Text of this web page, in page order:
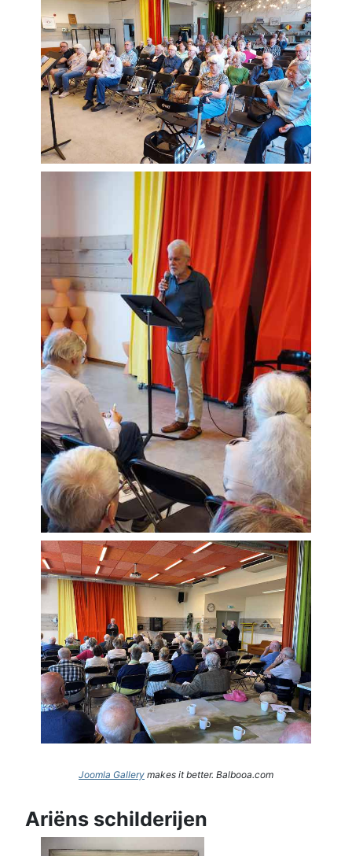
Joomla Gallery makes it better. Balbooa.com
Ariëns schilderijen